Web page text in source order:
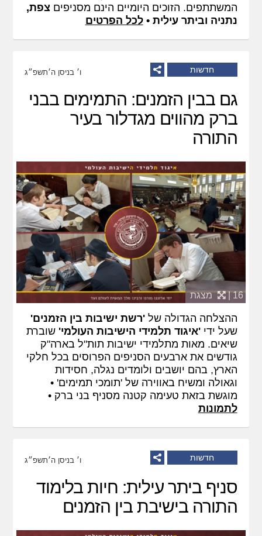
המשתתפים. הזוכים היומיים הינם מסניפים צפת,
נתניה וביתר עילית •לכל הפרטים
חדשות ו׳ בניסן ה׳תשפ״ג
גם בבין הזמנים: התמימים בבני
ברק מהווים מגדלור בעיר
התורה
16 | מצגת
ההצלחה הגדולה של'רשת ישיבות בין הזמנים'
שעל ידי'איגוד תלמידי הישיבות העולמי' שוברת
שיאים. מאות מתלמידי ישיבות תות"ל בארה"ק
גודשים את ארבעים הסניפים הפרוסים בכל חלקי
הארץ, בהם יושבים ולומדים נגלה, חסידות
וגאולה ומשיח באווירה של 'תומכי תמימים' •
מוגשת בזאת טעימה קטנה מסניף בני ברק •
לתמונות
חדשות ו׳ בניסן ה׳תשפ״ג
סניף ביתר עילית: חיות בלימוד
התורה בישיבת בין הזמנים